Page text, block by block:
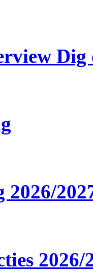
Dig
2026/
2026/